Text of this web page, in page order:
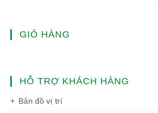
GIỎ HÀNG
HỖ TRỢ KHÁCH HÀNG
Bản đồ vị trí